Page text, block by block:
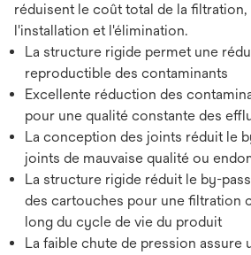
réduisent le coût total de la
l'installation et l'élimination.
La structure rigide permet une
reproductible des contaminants
Excellente réduction des
pour une qualité constante des
La conception des joints réduit le
joints de mauvaise qualité ou
La structure rigide réduit le by-
des cartouches pour une filtration
long du cycle de vie du produit
La faible chute de pression assure